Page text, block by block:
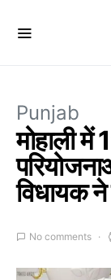
Punjab
मोहाली
विधायक ने
No comments